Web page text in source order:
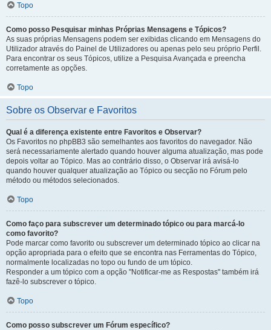
Topo
Como posso Pesquisar minhas Próprias Mensagens e Tópicos?
As suas próprias Mensagens podem ser exibidas clicando em Mensagens do
Utilizador através do Painel de Utilizadores ou apenas pelo seu próprio Perfil.
Para encontrar os seus Tópicos, utilize a Pesquisa Avançada e preencha
corretamente as opções.
Topo
Sobre os Observar e Favoritos
Qual é a diferença existente entre Favoritos e Observar?
Os Favoritos no phpBB3 são semelhantes aos favoritos do navegador. Não
será necessariamente alertado quando houver alguma atualização, mas pode
depois voltar ao Tópico. Mas ao contrário disso, o Observar irá avisá-lo
quando houver qualquer atualização ao Tópico ou secção no Fórum pelo
método ou métodos selecionados.
Topo
Como faço para subscrever um determinado tópico ou para marcá-lo
como favorito?
Pode marcar como favorito ou subscrever um determinado tópico ao clicar na
opção apropriada para o efeito que se encontra nas Ferramentas do Tópico,
normalmente localizadas no topo ou fundo de um tópico.
Responder a um tópico com a opção "Notificar-me as Respostas" também irá
fazê-lo subscrever o tópico.
Topo
Como posso subscrever um Fórum específico?